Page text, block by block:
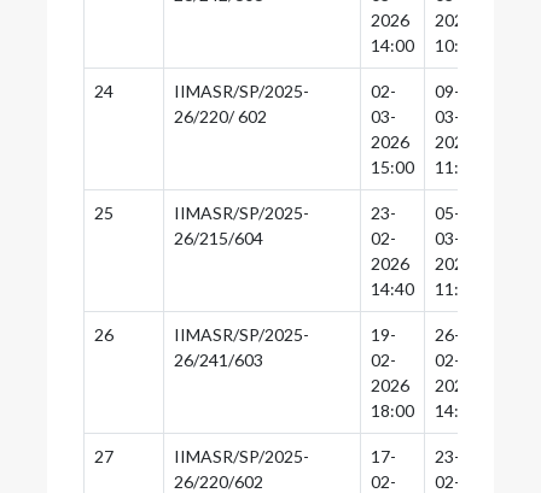
2026
14:00
2026
10:00
24
IIMASR/SP/2025-
26/220/ 602
02-
03-
2026
15:00
09-
03-
2026
11:00
25
IIMASR/SP/2025-
26/215/604
23-
02-
2026
14:40
05-
03-
2026
11:00
26
IIMASR/SP/2025-
26/241/603
19-
02-
2026
18:00
26-
02-
2026
14:30
27
IIMASR/SP/2025-
26/220/602
17-
02-
23-
02-